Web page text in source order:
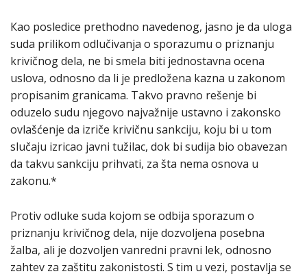
Кao posledice prethodno navedenog, jasno je da uloga
suda prilikom odlučivanja o sporazumu o priznanju
krivičnog dela, ne bi smela biti jednostavna ocena
uslova, odnosno da li je predložena kazna u zakonom
propisanim granicama. Takvo pravno rešenje bi
oduzelo sudu njegovo najvažnije ustavno i zakonsko
ovlašćenje da izriče krivičnu sankciju, koju bi u tom
slučaju izricao javni tužilac, dok bi sudija bio obavezan
da takvu sankciju prihvati, za šta nema osnova u
zakonu.*
Protiv odluke suda kojom se odbija sporazum o
priznanju krivičnog dela, nije dozvoljena posebna
žalba, ali je dozvoljen vanredni pravni lek, odnosno
zahtev za zaštitu zakonistosti. S tim u vezi, postavlja se